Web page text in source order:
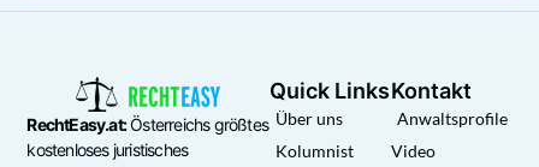
RechtEasy.at:Österreichs größtes
kostenloses juristisches
Quick Links
Über uns
Kolumnist
Kontakt
Anwaltsprofile
Video